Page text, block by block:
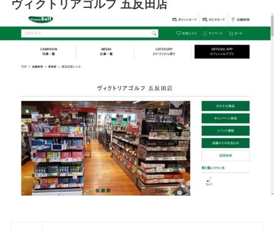
ヴィクトリアゴルフ 五反田店